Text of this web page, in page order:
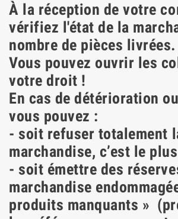
À la réception de votre
vérifiez l'état de la
nombre de pièces livrées.
Vous pouvez ouvrir les
votre droit !
En cas de détérioration
vous pouvez :
- soit refuser totalement
marchandise, c’est le
- soit émettre des
marchandise
produits manquants »